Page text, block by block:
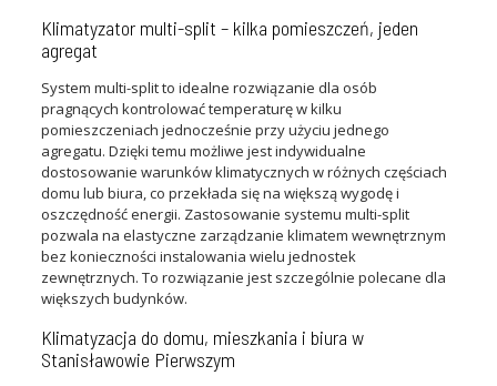
Klimatyzator multi-split – kilka pomieszczeń, jeden
agregat
System multi-split to idealne rozwiązanie dla osób
pragnących kontrolować temperaturę w kilku
pomieszczeniach jednocześnie przy użyciu jednego
agregatu. Dzięki temu możliwe jest indywidualne
dostosowanie warunków klimatycznych w różnych częściach
domu lub biura, co przekłada się na większą wygodę i
oszczędność energii. Zastosowanie systemu multi-split
pozwala na elastyczne zarządzanie klimatem wewnętrznym
bez konieczności instalowania wielu jednostek
zewnętrznych. To rozwiązanie jest szczególnie polecane dla
większych budynków.
Klimatyzacja do domu, mieszkania i biura w
Stanisławowie Pierwszym